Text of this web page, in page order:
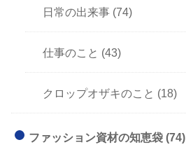
日常の出来事 (74)
仕事のこと (43)
クロップオザキのこと (18)
ファッション資材の知恵袋(74)